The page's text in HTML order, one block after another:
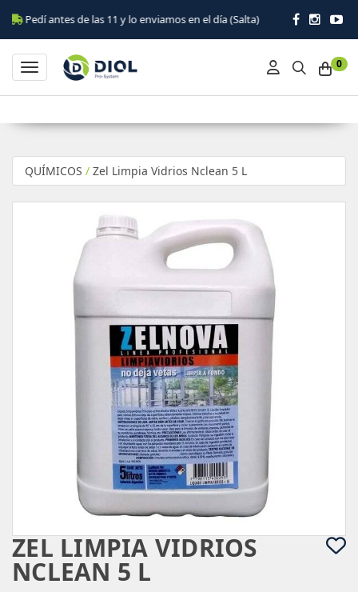
antes de las 11 y lo enviamos en el día (Salta)
0
Toggle navigation
QUÍMICOS / Zel Limpia Vidrios Nclean 5 L
ZEL LIMPIA VIDRIOS
NCLEAN 5 L